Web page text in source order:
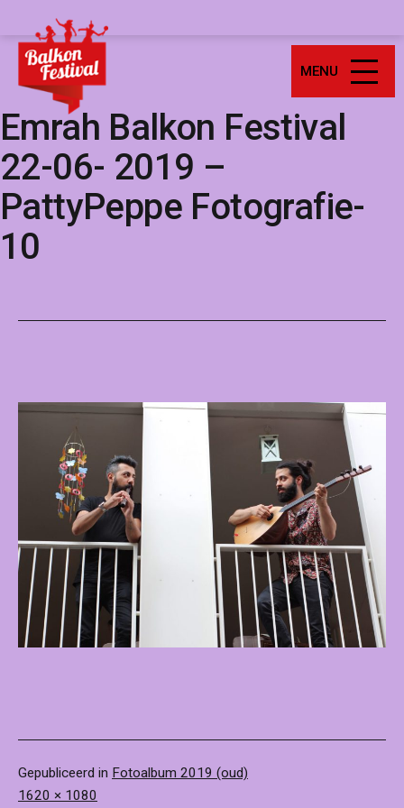
naar
inhoud
Balkonfestival
MENU
Emrah Balkon Festival
22-06- 2019 –
PattyPeppe Fotografie-
10
Gepubliceerd in Fotoalbum 2019 (oud)
Volledige
1620 × 1080